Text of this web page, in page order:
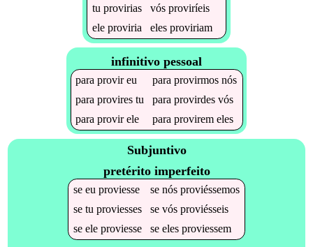
tu provirias vós proviríeis
ele proviria eles proviriam
infinitivo pessoal
paraprovireu paraprovirmos nós
paraprovires tu paraprovirdes vós
paraprovirele paraprovirem eles
Subjuntivo
pretérito imperfeito
se eu proviesse se nós proviéssemos
se tu proviesses se vós proviésseis
se ele proviesse se eles proviessem